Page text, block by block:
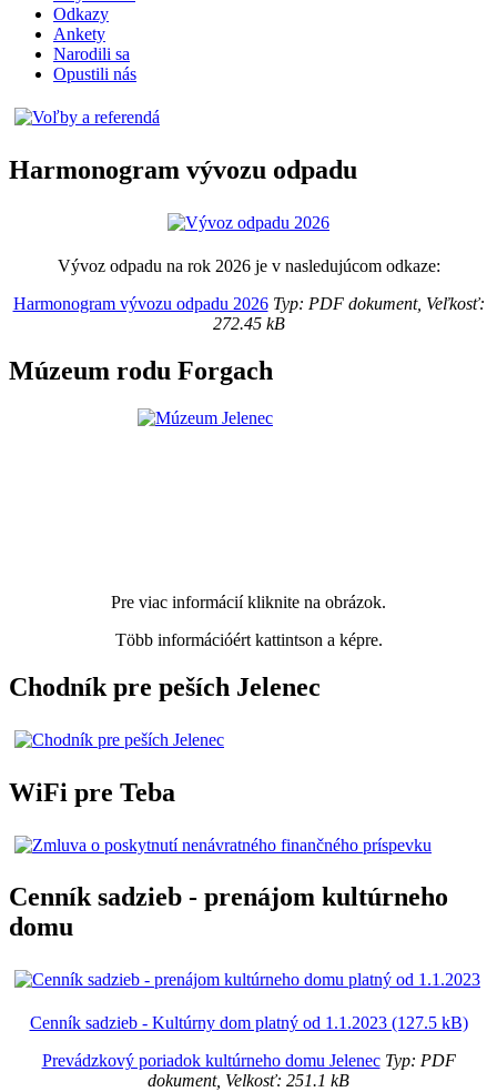
Odkazy
Ankety
Narodili sa
Opustili nás
Harmonogram vývozu odpadu
Vývoz odpadu na rok 2026 je v nasledujúcom odkaze:
Harmonogram vývozu odpadu 2026Typ: PDF dokument, Veľkosť:
272.45 kB
Múzeum rodu Forgach
Pre viac informácií kliknite na obrázok.
Több információért kattintson a képre.
Chodník pre peších Jelenec
WiFi pre Teba
Cenník sadzieb - prenájom kultúrneho
domu
Cenník sadzieb - Kultúrny dom platný od 1.1.2023 (127.5 kB)
Prevádzkový poriadok kultúrneho domu JelenecTyp: PDF
dokument, Velkosť: 251.1 kB